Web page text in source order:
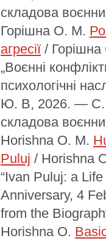
складова
Горішна О. М.
агресії /
„Воєнні
психологічні
Ю. В, 2026. — С.
складова
Horishna O. M.
Puluj / Horishna
“Ivan Puluj: a
Anniversary, 4
from the
Horishna O.